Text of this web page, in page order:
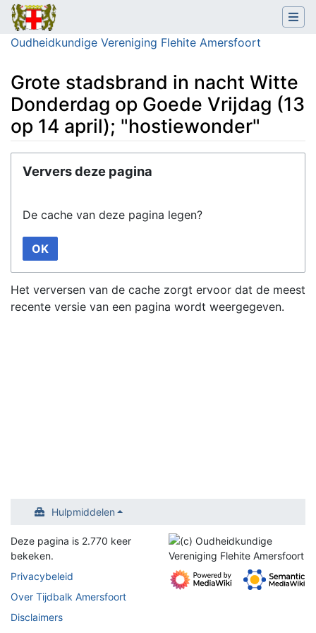
Oudheidkundige Vereniging Flehite Amersfoort
Grote stadsbrand in nacht Witte
Donderdag op Goede Vrijdag (13
op 14 april); "hostiewonder"
Ververs deze pagina
De cache van deze pagina legen?
OK
Het verversen van de cache zorgt ervoor dat de meest
recente versie van een pagina wordt weergegeven.
Hulpmiddelen
Deze pagina is 2.770 keer
bekeken.
Privacybeleid
Over Tijdbalk Amersfoort
Disclaimers